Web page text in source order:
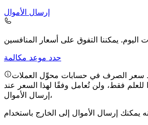
إرسال الأموال
اليوم.
حدد موعد مكالمة
سعر الصرف في حسابات محوِّل العملات
للعلم فقط، ولن تُعامل وفقًا لهذا السعر عند
إرسال الأموال،